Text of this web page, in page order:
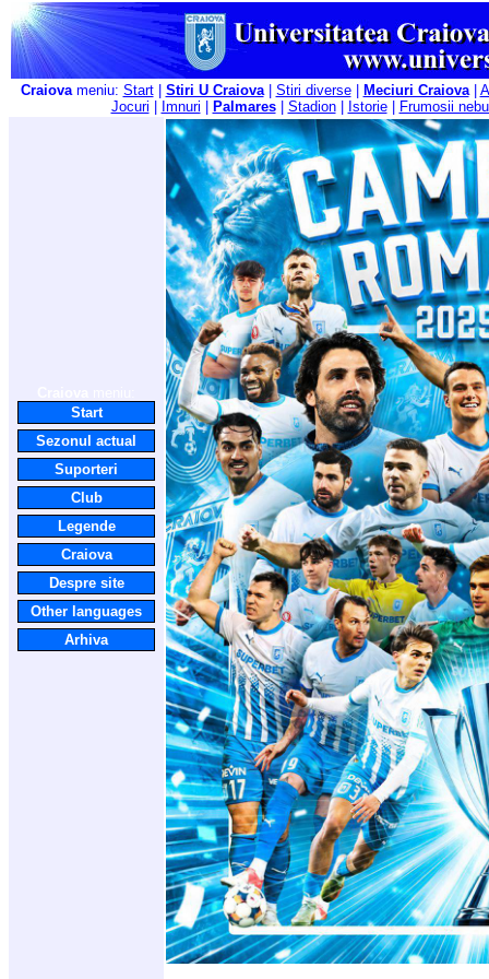
Craiovameniu: Start| Stiri U Craiova| Stiri diverse| Meciuri Craiova|
Jocuri
Imnuri Palmares| Stadion| Istorie| Frumosii
Start
Sezonul actual
Suporteri
Club
Legende
Craiova
Despre site
Other languages
Arhiva